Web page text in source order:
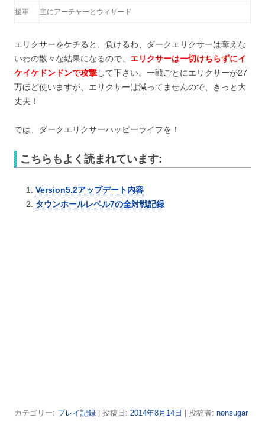
援軍 主にアーチャーとウィザード
エリクサーをケチると、負けるわ、ダークエリクサーは奪えな
いわの散々な結果になるので、 エリクサーは一切けちらずにイ
ケイケドンドンで攻撃して下さい。一戦ごとにエリクサーが27
万ほど使いますが、エリクサーは減ってませんので、きっと大
丈夫！
では、ダークエリクサーハッピーライフを！
こちらもよく読まれています:
Version5.2アップデート内容
タウンホールレベル7の全対戦記録
カテゴリー: プレイ記録 | 投稿日: 2014年8月14日 投稿者: nonsugar